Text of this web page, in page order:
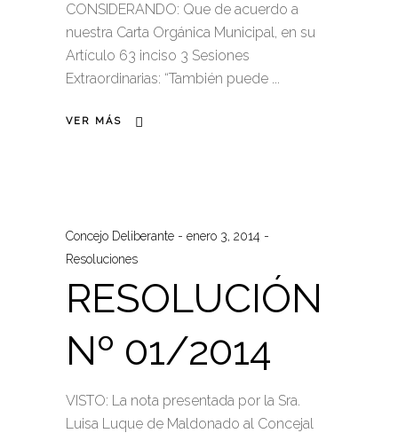
CONSIDERANDO: Que de acuerdo a
nuestra Carta Orgánica Municipal, en su
Artículo 63 inciso 3 Sesiones
Extraordinarias: “También puede
VER MÁS
Concejo Deliberante
enero 3, 2014
Resoluciones
RESOLUCIÓN
Nº 01/2014
VISTO: La nota presentada por la Sra.
Luisa Luque de Maldonado al Concejal